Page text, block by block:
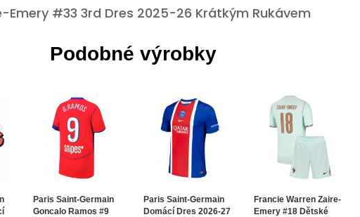
#33 3rd Dres 2025-26 Krátkým Rukávem
Podobné výrobky
Paris Saint-Germain
Goncalo Ramos #9
Paris Saint-Germain
Domácí Dres 2026-27
Francie Warren Zaire-
Emery #18 Dětské